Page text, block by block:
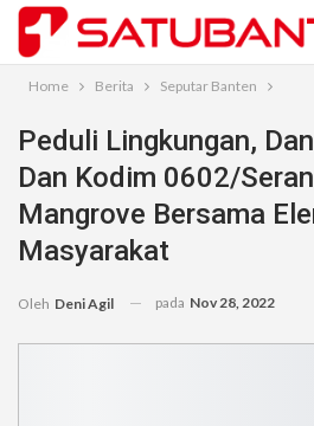
Home Berita Seputar Banten
Peduli Lingkungan,
Dan Kodim 0602/
Mangrove Bersama
Masyarakat
Oleh Deni Agil pada Nov 28, 2022